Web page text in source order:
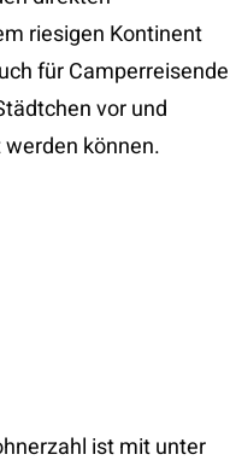
riesigen Kontinent
für Camperreisende
vor und
können.
ist mit unter